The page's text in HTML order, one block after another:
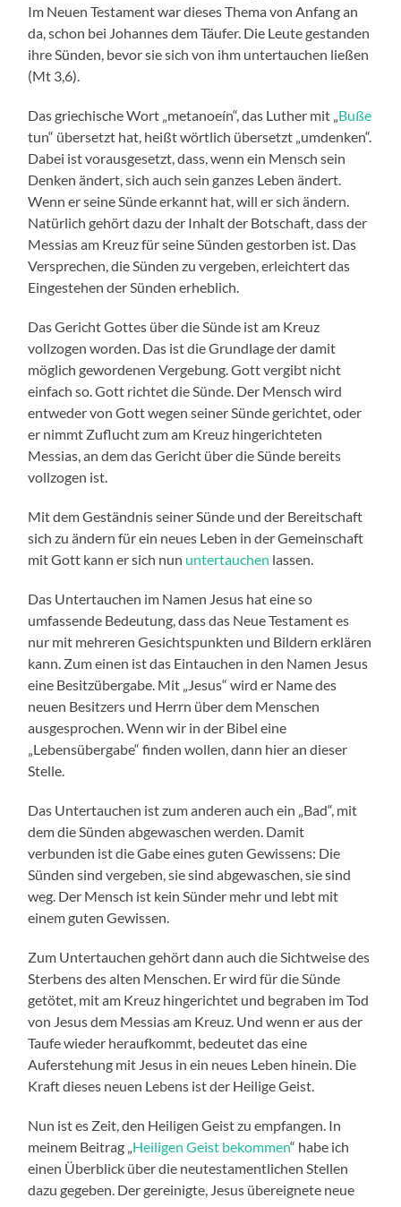
Im Neuen Testament war dieses Thema von Anfang an
da, schon bei Johannes dem Täufer. Die Leute gestanden
ihre Sünden, bevor sie sich von ihm untertauchen ließen
(Mt 3,6).
Das griechische Wort „metanoeín“, das Luther mit „Buße
tun“ übersetzt hat, heißt wörtlich übersetzt „umdenken“.
Dabei ist vorausgesetzt, dass, wenn ein Mensch sein
Denken ändert, sich auch sein ganzes Leben ändert.
Wenn er seine Sünde erkannt hat, will er sich ändern.
Natürlich gehört dazu der Inhalt der Botschaft, dass der
Messias am Kreuz für seine Sünden gestorben ist. Das
Versprechen, die Sünden zu vergeben, erleichtert das
Eingestehen der Sünden erheblich.
Das Gericht Gottes über die Sünde ist am Kreuz
vollzogen worden. Das ist die Grundlage der damit
möglich gewordenen Vergebung. Gott vergibt nicht
einfach so. Gott richtet die Sünde. Der Mensch wird
entweder von Gott wegen seiner Sünde gerichtet, oder
er nimmt Zuflucht zum am Kreuz hingerichteten
Messias, an dem das Gericht über die Sünde bereits
vollzogen ist.
Mit dem Geständnis seiner Sünde und der Bereitschaft
sich zu ändern für ein neues Leben in der Gemeinschaft
mit Gott kann er sich nun untertauchen lassen.
Das Untertauchen im Namen Jesus hat eine so
umfassende Bedeutung, dass das Neue Testament es
nur mit mehreren Gesichtspunkten und Bildern erklären
kann. Zum einen ist das Eintauchen in den Namen Jesus
eine Besitzübergabe. Mit „Jesus“ wird er Name des
neuen Besitzers und Herrn über dem Menschen
ausgesprochen. Wenn wir in der Bibel eine
„Lebensübergabe“ finden wollen, dann hier an dieser
Stelle.
Das Untertauchen ist zum anderen auch ein „Bad“, mit
dem die Sünden abgewaschen werden. Damit
verbunden ist die Gabe eines guten Gewissens: Die
Sünden sind vergeben, sie sind abgewaschen, sie sind
weg. Der Mensch ist kein Sünder mehr und lebt mit
einem guten Gewissen.
Zum Untertauchen gehört dann auch die Sichtweise des
Sterbens des alten Menschen. Er wird für die Sünde
getötet, mit am Kreuz hingerichtet und begraben im Tod
von Jesus dem Messias am Kreuz. Und wenn er aus der
Taufe wieder heraufkommt, bedeutet das eine
Auferstehung mit Jesus in ein neues Leben hinein. Die
Kraft dieses neuen Lebens ist der Heilige Geist.
Nun ist es Zeit, den Heiligen Geist zu empfangen. In
meinem Beitrag „Heiligen Geist bekommen“ habe ich
einen Überblick über die neutestamentlichen Stellen
dazu gegeben. Der gereinigte, Jesus übereignete neue